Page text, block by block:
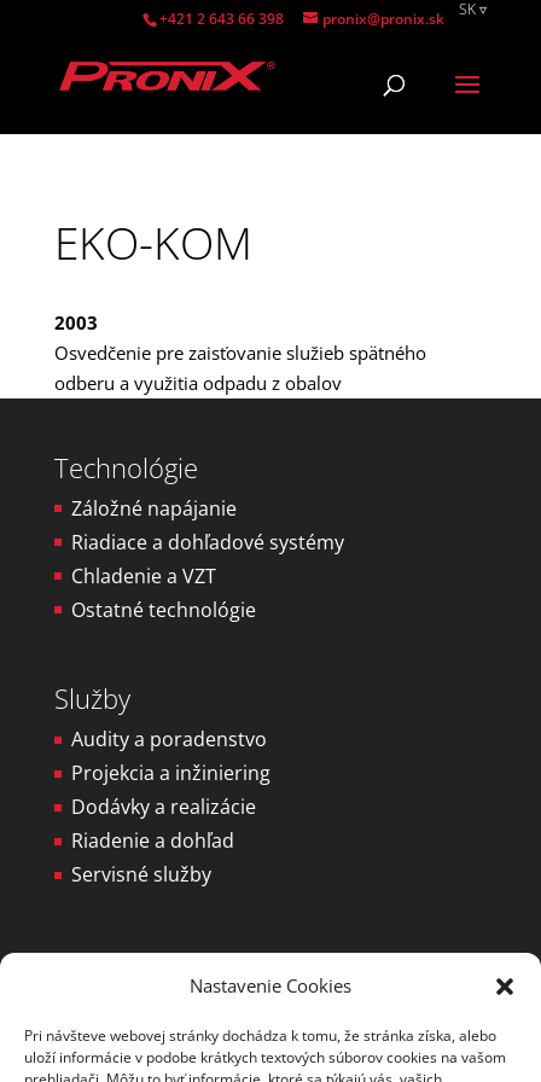
Nastavenie Cookies
Pri návšteve webovej stránky dochádza k tomu, že stránka získa, alebo
uloží informácie v podobe krátkych textových súborov cookies na vašom
+421 2 643 66 398 pronix@pronix.sk SK
EKO-KOM
2003
Osvedčenie pre zaisťovanie služieb spätného
odberu a využitia odpadu z obalov
Technológie
Záložné napájanie
Riadiace a dohľadové systémy
Chladenie a VZT
Ostatné technológie
Služby
Audity a poradenstvo
Projekcia a inžiniering
Dodávky a realizácie
Riadenie a dohľad
Servisné služby
PRONIX, s.r.o.
831 04 Bratislava